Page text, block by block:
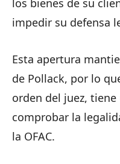
los bienes de su
impedir su defensa
Esta apertura
de Pollack, por lo
orden del juez,
comprobar la
la OFAC.